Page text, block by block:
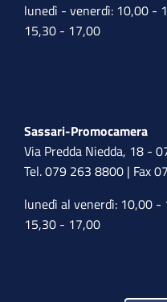
lunedì - venerdì: 10,00 -
15,30 - 17,00
Sassari-Promocamera
Via Predda Niedda, 18 -
Tel. 079 263 8800 | Fax
lunedì al venerdì: 10,00 -
15,30 - 17,00